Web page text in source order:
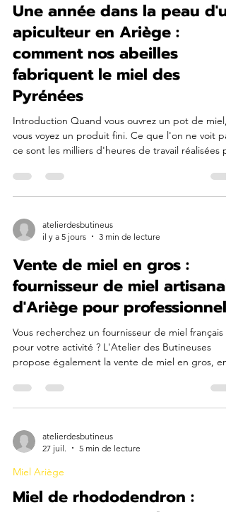
il y a 1 jour
4 min de lecture
Une année dans la peau d'un
apiculteur en Ariège :
comment nos abeilles
fabriquent le miel des
Pyrénées
Introduction Quand vous ouvrez un pot de miel,
ce sont les milliers d'heures de travail réalisées
les abeilles et les mois d'attention nécessaires
l'année. Produire du miel en Ariège ne consiste
pas simplement à poser quelques ruches dans
tard. Chaque récolte est le résultat d'une année
complète de décisions, d'observations, d'es
il y a 5 jours
3 min de lecture
Vente de miel en gros :
fournisseur de miel artisanal
d'Ariège pour professionnels
Vous recherchez un fournisseur de miel français
propose également la vente de miel en gros, en
seaux et en fûts, à destination des professionnels
distribution. Apiculteurs et producteurs
passionnés en Ariège, nous récoltons et
notre exploitation. Grâce à une production
artisanale et à une sélection rigoureuse de nos
27 juil.
Miel Ariège